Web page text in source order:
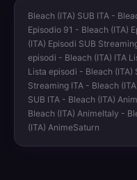
Bleach (ITA) SUB ITA -
Episodio 91 - Bleach (ITA)
(ITA) Episodi SUB
episodi - Bleach (ITA) ITA
Lista episodi - Bleach (ITA)
Streaming ITA - Bleach
SUB ITA - Bleach (ITA)
Bleach (ITA) AnimeItaly -
(ITA) AnimeSaturn